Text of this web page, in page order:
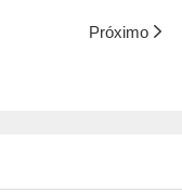
Próximo